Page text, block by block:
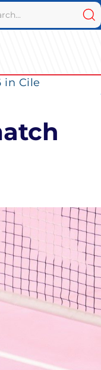
in Cile